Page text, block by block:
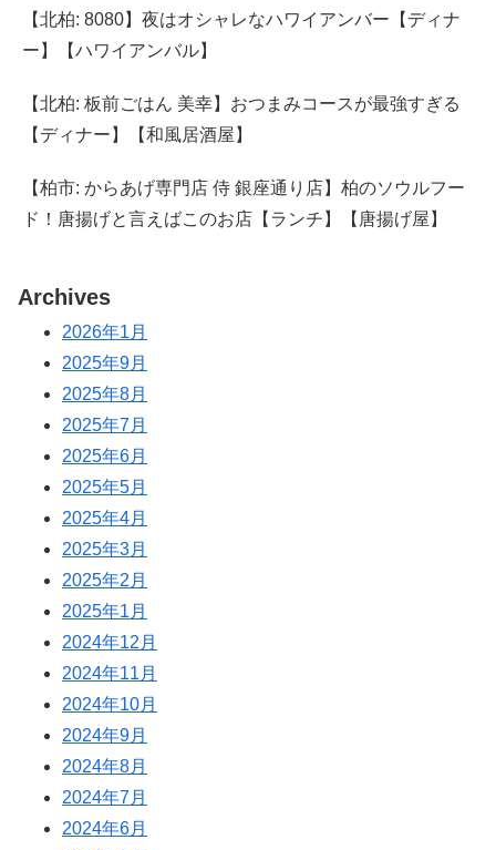
【北柏: 8080】夜はオシャレなハワイアンバー【ディナ
ー】【ハワイアンバル】
【北柏: 板前ごはん 美幸】おつまみコースが最強すぎる
【ディナー】【和風居酒屋】
【柏市: からあげ専門店 侍 銀座通り店】柏のソウルフー
ド！唐揚げと言えばこのお店【ランチ】【唐揚げ屋】
Archives
2026年1月
2025年9月
2025年8月
2025年7月
2025年6月
2025年5月
2025年4月
2025年3月
2025年2月
2025年1月
2024年12月
2024年11月
2024年10月
2024年9月
2024年8月
2024年7月
2024年6月